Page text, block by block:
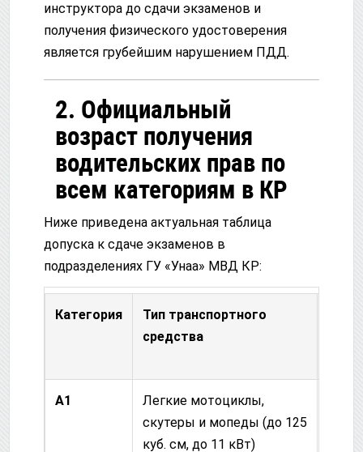
инструктора до сдачи экзаменов и
получения физического удостоверения
является грубейшим нарушением ПДД.
2. Официальный
возраст получения
водительских прав по
всем категориям в КР
Ниже приведена актуальная таблица
допуска к сдаче экзаменов в
подразделениях ГУ «Унаа» МВД КР:
Категория
Тип транспортного
средства
A1
Легкие мотоциклы,
скутеры и мопеды (до 125
куб. см, до 11 кВт)